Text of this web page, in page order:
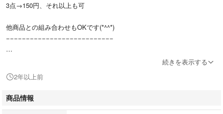
3点→150円、それ以上も可
他商品との組み合わせもOKです(*^^*)
−−−−−−−−−−−−−−−−−−−−−−−−−−−
GYDA×AGARISMコラボ
365日使えるお洒落なブラジャー
続きを表示する
2年以上前
商品情報